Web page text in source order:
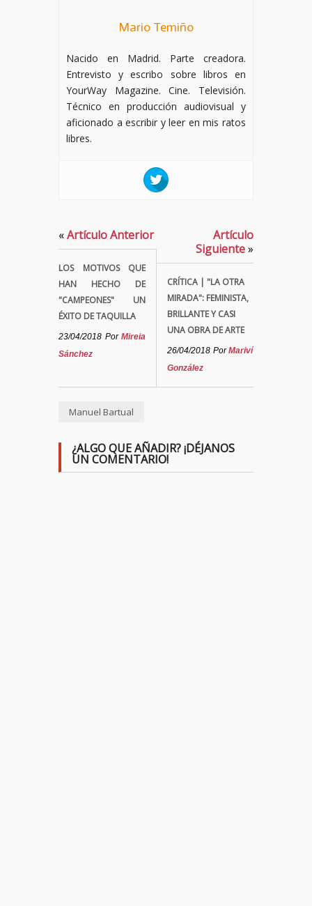
Mario Temiño
Nacido en Madrid. Parte creadora.
Entrevisto y escribo sobre libros en
YourWay Magazine. Cine. Televisión.
Técnico en producción audiovisual y
aficionado a escribir y leer en mis ratos
libres.
«Artículo Anterior
LOS MOTIVOS QUE
HAN HECHO DE
"CAMPEONES" UN
ÉXITO DE TAQUILLA
23/04/2018 Por Mireia
Sánchez
Artículo
Siguiente»
CRÍTICA | "LA OTRA
MIRADA": FEMINISTA,
BRILLANTE Y CASI
UNA OBRA DE ARTE
26/04/2018 PorMariví
González
Manuel Bartual
¿ALGO QUE AÑADIR? ¡DÉJANOS
UN COMENTARIO!